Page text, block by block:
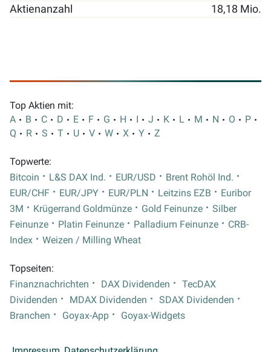
Aktienanzahl
18,18 Mio.
Top Aktien mit:
A
B C D E F G H I J K L M N O
P
Q
R S T U V W X Y Z
Topwerte:
Bitcoin
L&S DAX Ind. EUR/USD
Brent Rohöl Ind.
EUR/CHF
EUR/JPY EUR/PLN Leitzins EZB
Euribor
3M
Krügerrand Goldmünze Gold Feinunze
Silber
Feinunze
Platin Feinunze Palladium Feinunze
CRB-
Index
Weizen / Milling Wheat
Topseiten:
Finanznachrichten
DAX Dividenden
TecDAX
Dividenden
MDAX Dividenden
SDAX Dividenden
Branchen
Goyax-App Goyax-Widgets